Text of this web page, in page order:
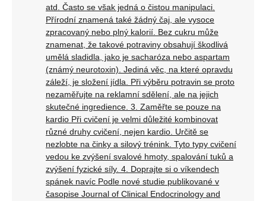
atd. Často se však jedná o čistou manipulaci.
Přírodní znamená také žádný čaj, ale vysoce
zpracovaný nebo plný kalorií. Bez cukru může
znamenat, že takové potraviny obsahují škodlivá
umělá sladidla, jako je sacharóza nebo aspartam
(známý neurotoxin). Jediná věc, na které opravdu
záleží, je složení jídla. Při výběru potravin se proto
nezaměřujte na reklamní sdělení, ale na jejich
skutečné ingredience. 3. Zaměřte se pouze na
kardio Při cvičení je velmi důležité kombinovat
různé druhy cvičení, nejen kardio. Určitě se
nezlobte na činky a silový trénink. Tyto typy cvičení
vedou ke zvýšení svalové hmoty, spalování tuků a
zvýšení fyzické síly. 4. Doprajte si o víkendech
spánek navíc Podle nové studie publikované v
časopise Journal of Clinical Endocrinology and